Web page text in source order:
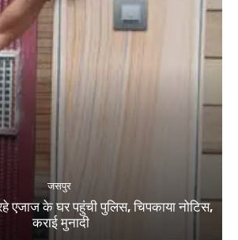
जसपुर
एजाज के घर पहुंची पुलिस, चिपकाया नोटिस,
कराई मुनादी